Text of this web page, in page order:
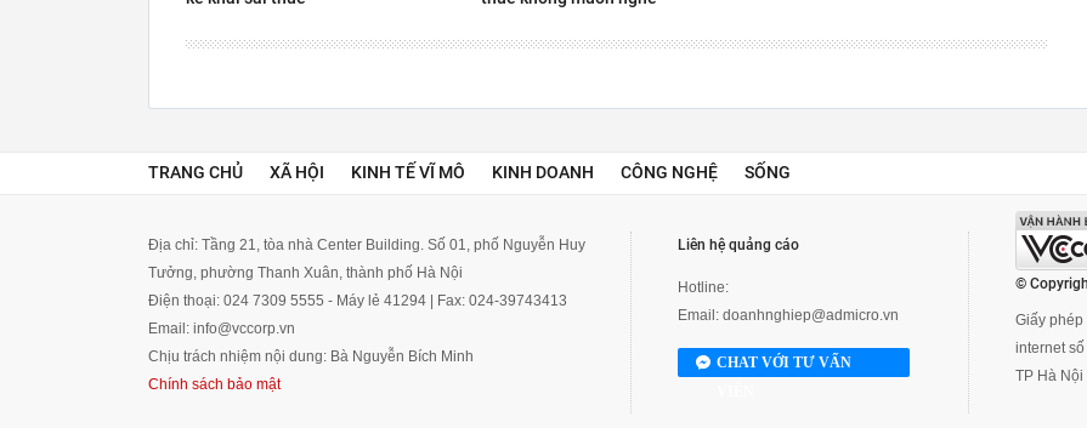
TRANG CHỦ XÃ HỘI KINH TẾ VĨ MÔ KINH DOANH CÔNG NGHỆ SỐNG
Địa chỉ: Tầng 21, tòa nhà Center Building. Số 01, phố Nguyễn Huy
Tưởng, phường Thanh Xuân, thành phố Hà Nội
Điện thoại: 024 7309 5555 - Máy lẻ 41294 | Fax: 024-39743413
Email: info@vccorp.vn
Chịu trách nhiệm nội dung: Bà Nguyễn Bích Minh
Chính sách bảo mật
Liên hệ quảng cáo
Hotline:
Email: doanhnghiep@admicro.vn
CHAT VỚI TƯ VẤN
©
Giấy phép
internet
TP Hà